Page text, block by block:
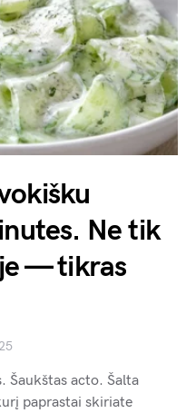
Ne tik
— tikras
Šaukštas acto. Šalta
paprastai skiriate